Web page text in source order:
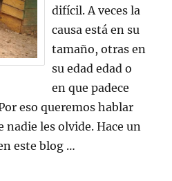
difícil. A veces la
causa está en su
tamaño, otras en
su edad edad o
en que padece
eso queremos hablar
nadie les olvide. Hace un
este blog …